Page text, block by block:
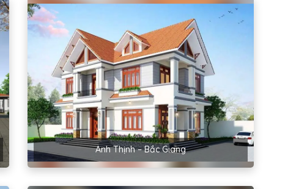
Anh Thịnh – Bắc Giang